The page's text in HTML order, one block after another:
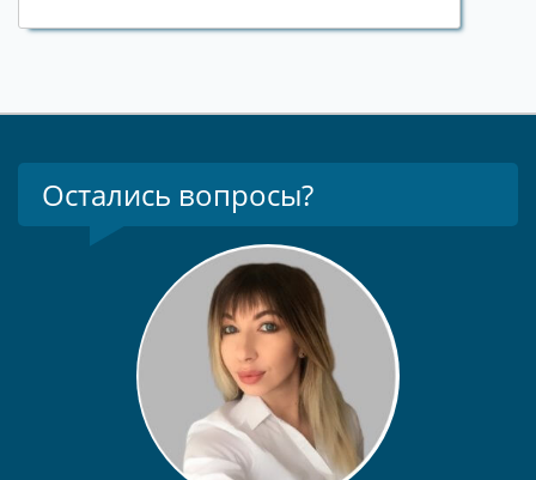
Остались вопросы?